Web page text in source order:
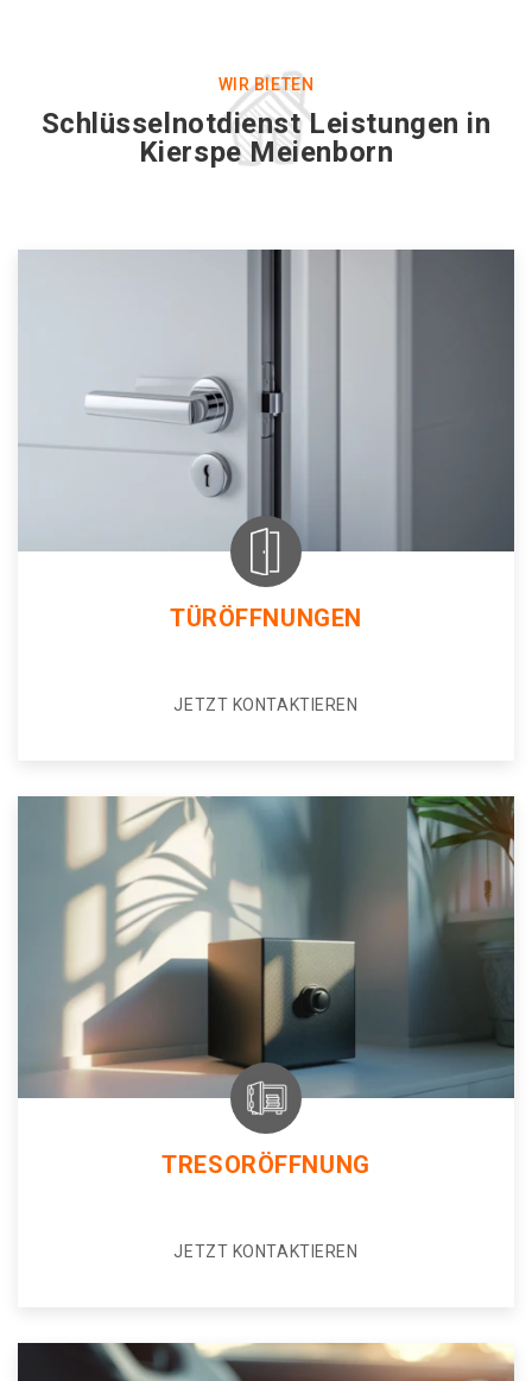
WIR BIETEN
Schlüsselnotdienst Leistungen in
Kierspe Meienborn
TÜRÖFFNUNGEN
JETZT KONTAKTIEREN
TRESORÖFFNUNG
JETZT KONTAKTIEREN